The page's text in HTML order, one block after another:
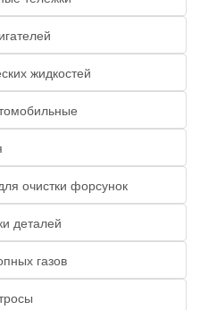
жидкостей
очистки форсунок
деталей
газов